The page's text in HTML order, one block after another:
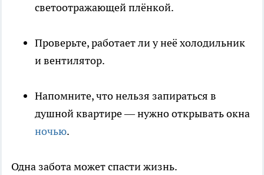
светоотражающей плёнкой.
Проверьте, работает ли у неё холодильник
и вентилятор.
Напомните, что нельзя запираться в
душной квартире — нужно открывать окна
ночью.
Одна забота может спасти жизнь.